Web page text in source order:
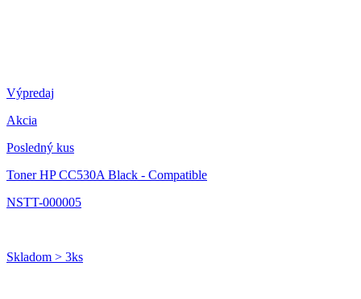
Výpredaj
Akcia
Posledný kus
Toner HP CC530A Black - Compatible
NSTT-000005
Skladom > 3ks